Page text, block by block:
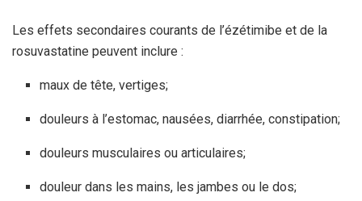
Les effets secondaires courants de l’ézétimibe et de la
rosuvastatine peuvent inclure :
maux de tête, vertiges;
douleurs à l’estomac, nausées, diarrhée, constipation;
douleurs musculaires ou articulaires;
douleur dans les mains, les jambes ou le dos;